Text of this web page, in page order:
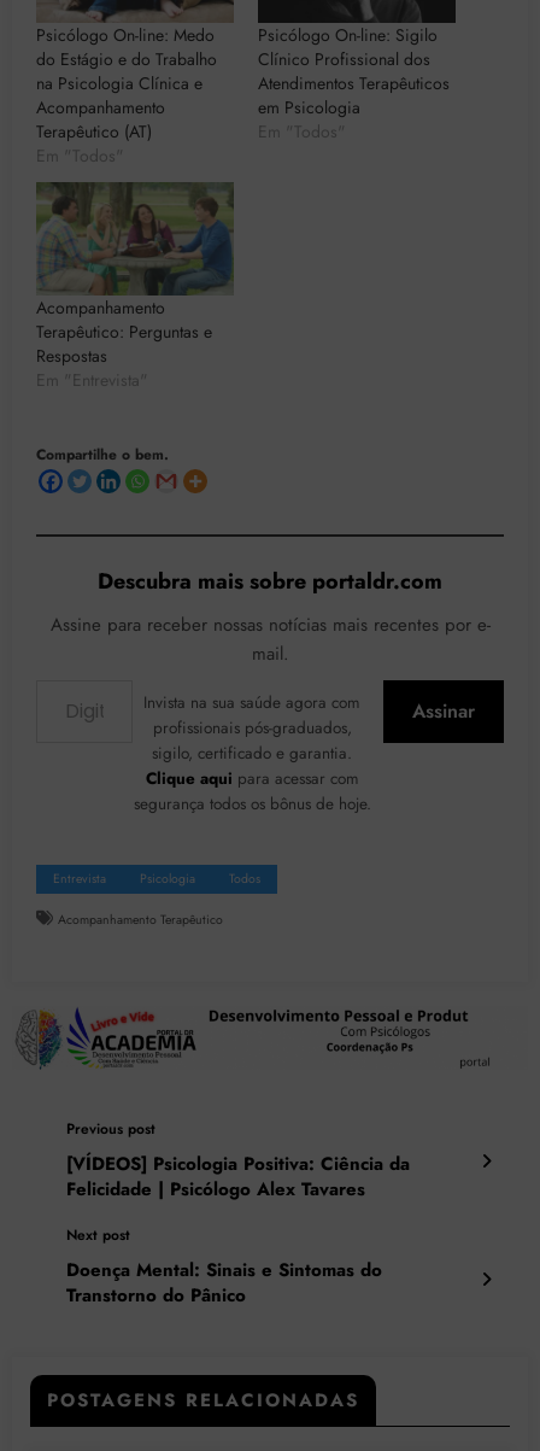
Psicólogo On-line: Medo
do Estágio e do Trabalho
na Psicologia Clínica e
Acompanhamento
Terapêutico (AT)
Em "Todos"
Psicólogo On-line: Sigilo
Clínico Profissional dos
Atendimentos Terapêuticos
em Psicologia
Em "Todos"
Acompanhamento
Terapêutico: Perguntas e
Respostas
Em "Entrevista"
Compartilhe o bem.
Descubra mais sobre portaldr.com
Assine para receber nossas notícias mais recentes por e-
mail.
Invista na sua saúde agora com
profissionais pós-graduados,
sigilo, certificado e garantia.
Clique aqui para acessar com
segurança todos os bônus de hoje.
Assinar
Entrevista Psicologia Todos
Acompanhamento Terapêutico
Previous post
[VÍDEOS] Psicologia Positiva: Ciência da
Felicidade | Psicólogo Alex Tavares
Next post
Doença Mental: Sinais e Sintomas do
Transtorno do Pânico
POSTAGENS RELACIONADAS